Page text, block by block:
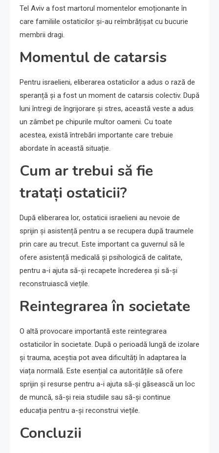
Tel Aviv a fost martorul momentelor emoționante în
care familiile ostaticilor și-au reîmbrățișat cu bucurie
membrii dragi.
Momentul de catarsis
Pentru israelieni, eliberarea ostaticilor a adus o rază de
speranță și a fost un moment de catarsis colectiv. După
luni întregi de îngrijorare și stres, această veste a adus
un zâmbet pe chipurile multor oameni. Cu toate
acestea, există întrebări importante care trebuie
abordate în această situație.
Cum ar trebui să fie
tratați ostaticii?
După eliberarea lor, ostaticii israelieni au nevoie de
sprijin și asistență pentru a se recupera după traumele
prin care au trecut. Este important ca guvernul să le
ofere asistență medicală și psihologică de calitate,
pentru a-i ajuta să-și recapete încrederea și să-și
reconstruiască viețile.
Reintegrarea în societate
O altă provocare importantă este reintegrarea
ostaticilor în societate. După o perioadă lungă de izolare
și trauma, aceștia pot avea dificultăți în adaptarea la
viața normală. Este esențial ca autoritățile să ofere
sprijin și resurse pentru a-i ajuta să-și găsească un loc
de muncă, să-și reia studiile sau să-și continue
educația pentru a-și reconstrui viețile.
Concluzii